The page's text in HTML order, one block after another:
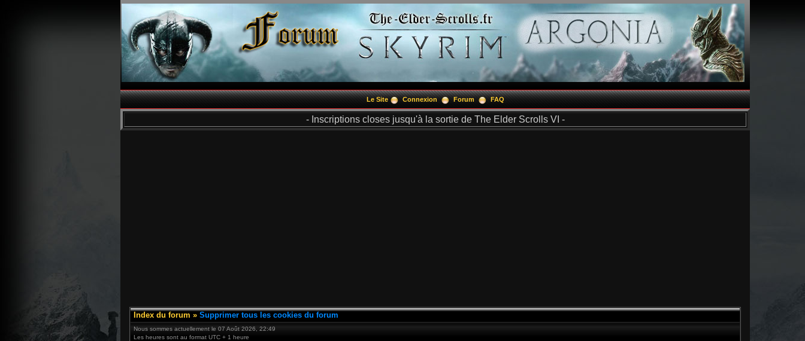
Le Site Connexion Forum FAQ
- Inscriptions closes jusqu'à la sortie de The Elder Scrolls VI -
Index du forum » Supprimer tous les cookies du forum
Nous sommes actuellement le 07 Août 2026, 22:49
Les heures sont au format UTC + 1 heure